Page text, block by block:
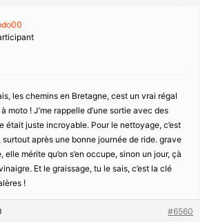
les chemins en Bretagne, cest un vrai régal
moto ! J’me rappelle d’une sortie avec des
était juste incroyable. Pour le nettoyage, c’est
surtout après une bonne journée de ride. grave
mérite qu’on s’en occupe, sinon un jour, çà
Et le graissage, tu le sais, c’est la clé
!
#6560